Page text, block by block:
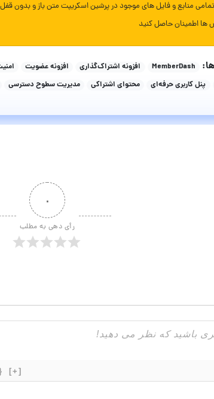
منابع و فایل های موجود در پرشین اسکریپت متن باز و بدون
ها اطمینان حاصل کنید
MemberDash افزونه اشتراک‌گذاری افزونه عضویت
پنل کاربری حرفه‌ای محتوای اشتراکی مدیریت سطوح دسترسی
۰
رأی دهی به مطلب
[+]